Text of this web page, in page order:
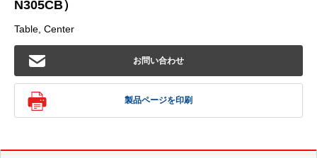
N305CB）
Table, Center
お問い合わせ
製品ページを印刷